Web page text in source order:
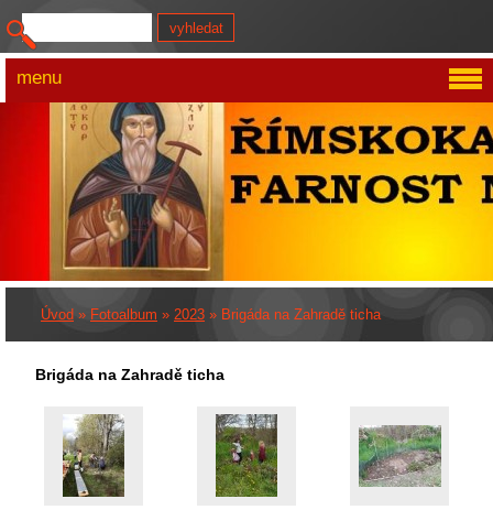
Úvod » Fotoalbum » 2023 » Brigáda na Zahradě ticha
Brigáda na Zahradě ticha
menu